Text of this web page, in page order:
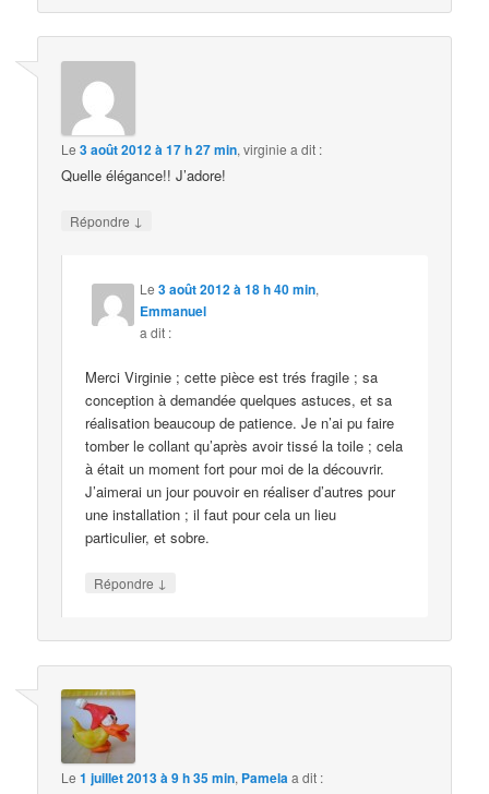
Le3 août 2012 à 17 h 27 min,virginie a dit :
Quelle élégance!! J’adore!
Répondre ↓
Le3 août 2012 à 18 h 40 min,
Emmanuel
a dit :
Merci Virginie ; cette pièce est trés fragile ; sa
conception à demandée quelques astuces, et sa
réalisation beaucoup de patience. Je n’ai pu faire
tomber le collant qu’après avoir tissé la toile ; cela
à était un moment fort pour moi de la découvrir.
J’aimerai un jour pouvoir en réaliser d’autres pour
une installation ; il faut pour cela un lieu
particulier, et sobre.
Répondre ↓
Le1 juillet 2013 à 9 h 35 min, Pamelaa dit :